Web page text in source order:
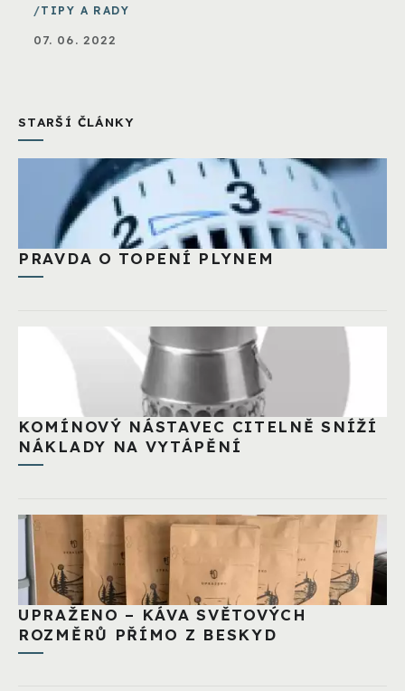
TIPY A RADY
07. 06. 2022
STARŠÍ ČLÁNKY
PRAVDA O TOPENÍ PLYNEM
KOMÍNOVÝ NÁSTAVEC CITELNĚ SNÍŽÍ
NÁKLADY NA VYTÁPĚNÍ
UPRAŽENO – KÁVA SVĚTOVÝCH
ROZMĚRŮ PŘÍMO Z BESKYD